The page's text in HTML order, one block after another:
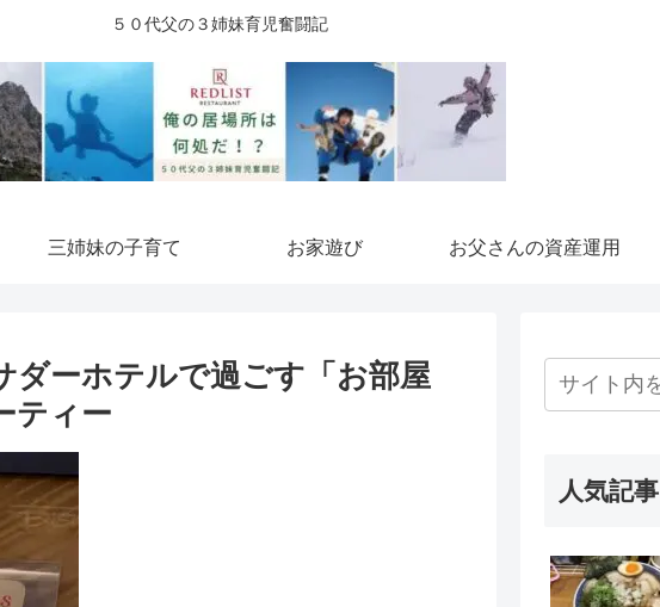
５０代父の３姉妹育児奮闘記
三姉妹の子育て お家遊び お父さんの資産運用
ーホテルで過ごす「お部屋
ティー
人気記事